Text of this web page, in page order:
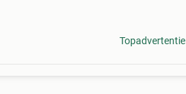
Topadvertentie